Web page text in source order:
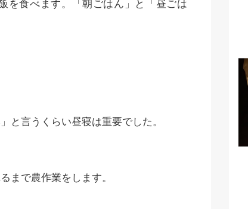
を食べます。「朝ごはん」と「昼ごは
と言うくらい昼寝は重要でした。
まで農作業をします。